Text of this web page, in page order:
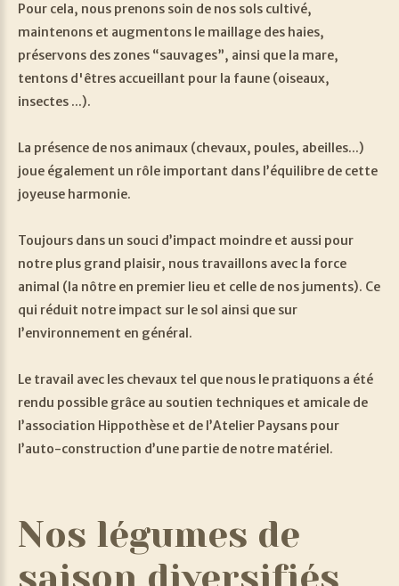
Pour cela, nous prenons soin de nos sols cultivé,
maintenons et augmentons le maillage des haies,
préservons des zones “sauvages”, ainsi que la mare,
tentons d'êtres accueillant pour la faune (oiseaux,
insectes ...).
La présence de nos animaux (chevaux, poules, abeilles...)
joue également un rôle important dans l’équilibre de cette
joyeuse harmonie.
Toujours dans un souci d’impact moindre et aussi pour
notre plus grand plaisir, nous travaillons avec la force
animal (la nôtre en premier lieu et celle de nos juments). Ce
qui réduit notre impact sur le sol ainsi que sur
l’environnement en général.
Le travail avec les chevaux tel que nous le pratiquons a été
rendu possible grâce au soutien techniques et amicale de
l’association Hippothèse et de l’Atelier Paysans pour
l’auto-construction d’une partie de notre matériel.
Nos légumes de
saison diversifiés